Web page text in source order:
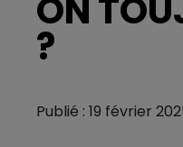
ON
?
Publié : 19 février